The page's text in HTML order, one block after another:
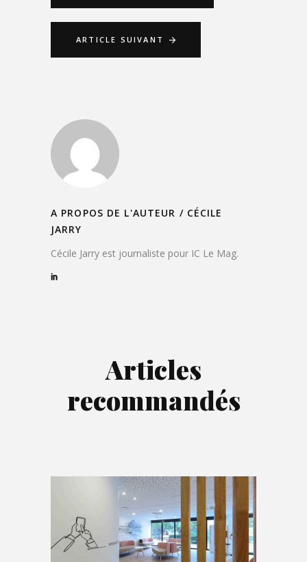
ARTICLE SUIVANT
A PROPOS DE L'AUTEUR / CÉCILE
JARRY
Cécile Jarry est journaliste pour IC Le Mag.
Articles
recommandés